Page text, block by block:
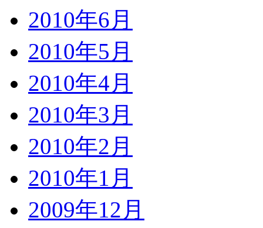
2010年6月
2010年5月
2010年4月
2010年3月
2010年2月
2010年1月
2009年12月